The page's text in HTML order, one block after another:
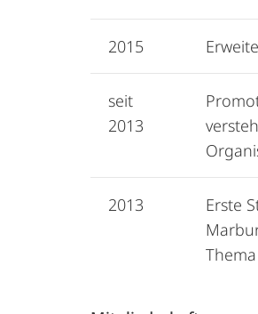
2015
seit
2013
2013
Erste